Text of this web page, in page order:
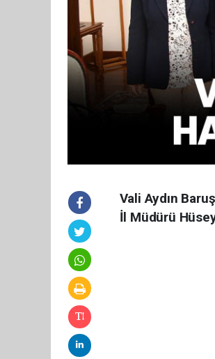
Vali Aydın
İl Müdürü